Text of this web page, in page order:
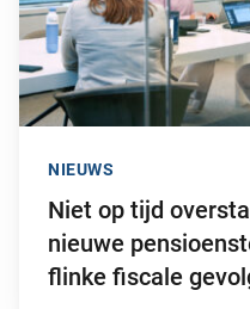
Niet op tijd
nieuwe
flinke fiscale
NIEUWS